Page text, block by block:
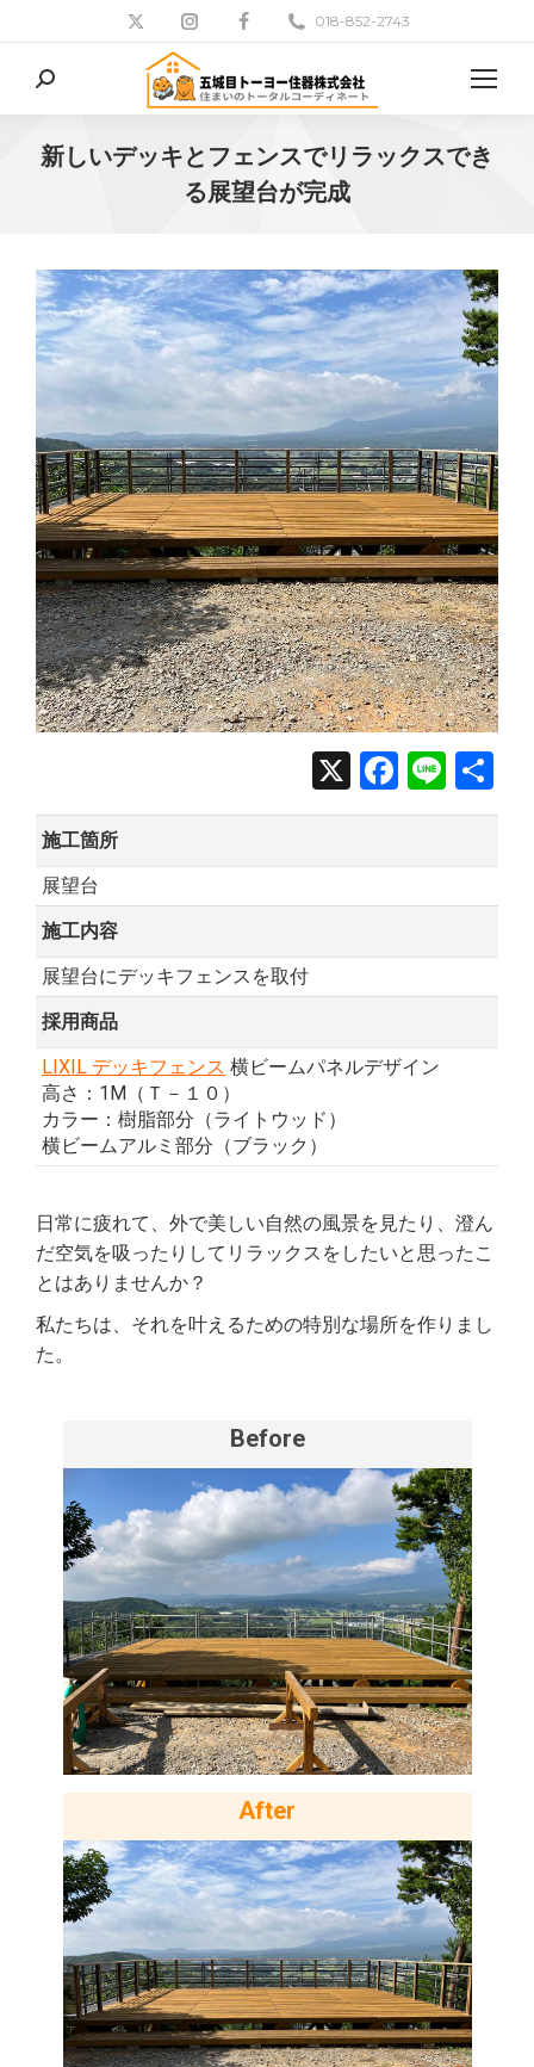
018-852-2743
検
索:
新しいデッキとフェンスでリラックスでき
る展望台が完成
X Line
有
施工箇所
展望台
施工内容
展望台にデッキフェンスを取付
採用商品
LIXIL デッキフェンス 横ビームパネルデザイン
高さ：1M（Ｔ－１０）
カラー：樹脂部分（ライトウッド）
横ビームアルミ部分（ブラック）
日常に疲れて、外で美しい自然の風景を見たり、澄ん
だ空気を吸ったりしてリラックスをしたいと思ったこ
とはありませんか？
私たちは、それを叶えるための特別な場所を作りまし
た。
Before
After